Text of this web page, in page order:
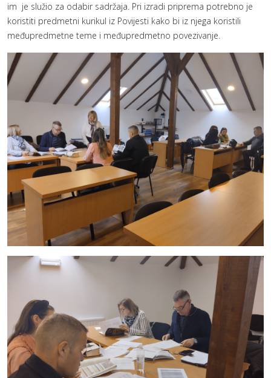
im je služio za odabir sadržaja. Pri izradi priprema potrebno je
koristiti predmetni kurikul iz Povijesti kako bi iz njega koristili
međupredmetne teme i međupredmetno povezivanje.